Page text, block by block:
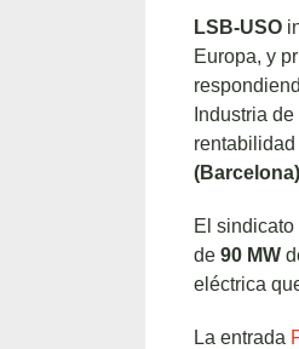
LSB-USO
Europa, y
Industria
El
de 90 MW
eléctrica
La entrada